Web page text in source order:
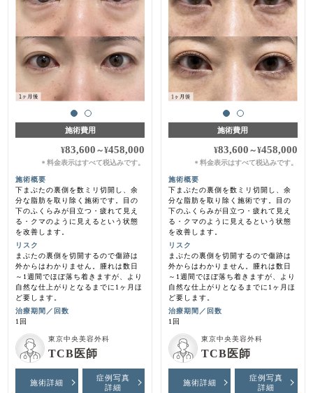
施術費用
¥83,600 ～¥458,000
＊料金表示はすべて税込みです。
施術概要
下まぶたの裏側を数ミリ切開し、余
分な脂肪を取り除く施術です。目の
下のふくらみが目立つ・疲れて見え
る・クマのように見えるという状態
を改善します。
リスク
まぶたの裏側を切開するので傷跡は
外からはわかりません。腫れは数日
～1週間でほぼ落ち着きますが、より
自然な仕上がりとなるまでに1ヶ月ほ
ど要します。
治療期間／回数
1回
東京中央美容外科
TCB医師
施術詳細
症例写真
詳細
施術費用
¥83,600 ～¥458,000
＊ 料金表示はすべて税込みです。
施術概要
下まぶたの裏側を数ミリ切開し、余
分な脂肪を取り除く施術です。目の
下のふくらみが目立つ・疲れて見え
る・クマのように見えるという状態
を改善します。
リスク
まぶたの裏側を切開するので傷跡は
外からはわかりません。腫れは数日
～1週間でほぼ落ち着きますが、より
自然な仕上がりとなるまでに1ヶ月ほ
ど要します。
治療期間／回数
1回
東京中央美容外科
TCB医師
施術詳細
症例写真
詳細